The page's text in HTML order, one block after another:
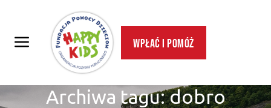
Wpłać i pomóż
Archiwa tagu:dobro